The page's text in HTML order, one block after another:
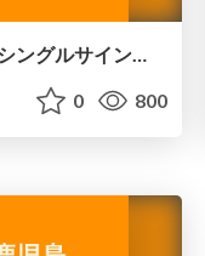
[2019.04.20]かごもく #19 シングルサインオン! - 認証よくわかってないから、色々試してみた♪
0 800